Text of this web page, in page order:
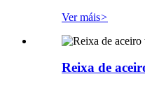
Ver máis>
Reixa de